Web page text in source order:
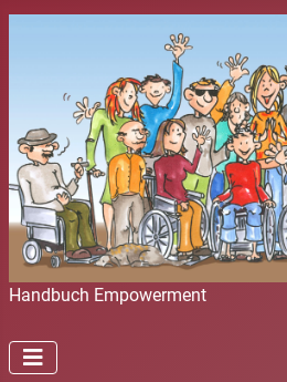
Handbuch Empowerment